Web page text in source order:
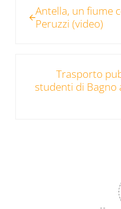
Antella, un fiume
Peruzzi (video)
Trasporto
studenti di Bagno